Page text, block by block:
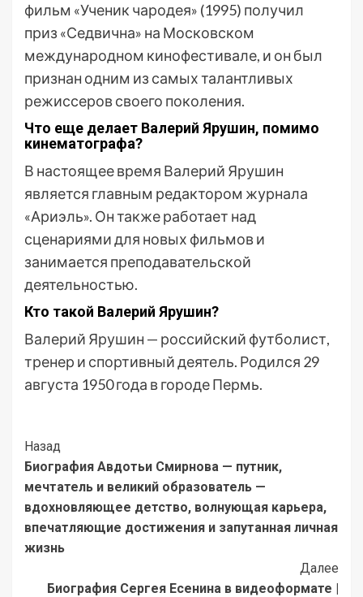
фильм «Ученик чародея» (1995) получил
приз «Седвична» на Московском
международном кинофестивале, и он был
признан одним из самых талантливых
режиссеров своего поколения.
Что еще делает Валерий Ярушин, помимо
кинематографа?
В настоящее время Валерий Ярушин
является главным редактором журнала
«Ариэль». Он также работает над
сценариями для новых фильмов и
занимается преподавательской
деятельностью.
Кто такой Валерий Ярушин?
Валерий Ярушин — российский футболист,
тренер и спортивный деятель. Родился 29
августа 1950 года в городе Пермь.
Post
Navigation
Назад
Биография Авдотьи Смирнова — путник,
мечтатель и великий образователь —
вдохновляющее детство, волнующая карьера,
впечатляющие достижения и запутанная личная
жизнь
Далее
Биография Сергея Есенина в видеоформате |